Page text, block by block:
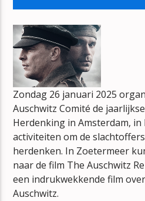
mz-radio
Zondag 26 januari 2025
Auschwitz Comité de
Herdenking in Amsterdam,
activiteiten om de
herdenken. In Zoetermeer
naar de film The Auschwitz
een indrukwekkende film
Auschwitz.